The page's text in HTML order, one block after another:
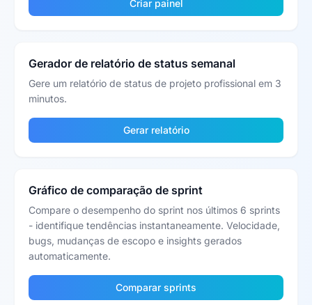
Criar painel
Gerador de relatório de status semanal
Gere um relatório de status de projeto profissional em 3
minutos.
Gerar relatório
Gráfico de comparação de sprint
Compare o desempenho do sprint nos últimos 6 sprints
- identifique tendências instantaneamente. Velocidade,
bugs, mudanças de escopo e insights gerados
automaticamente.
Comparar sprints